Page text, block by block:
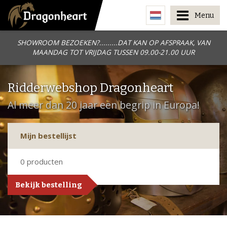
SHOWROOM BEZOEKEN?.........DAT KAN OP AFSPRAAK, VAN
MAANDAG TOT VRIJDAG TUSSEN 09.00-21.00 UUR
Menu
Ridderwebshop Dragonheart
Al meer dan 20 jaar een begrip in Europa!
Mijn bestellijst
0 producten
Bekijk bestelling